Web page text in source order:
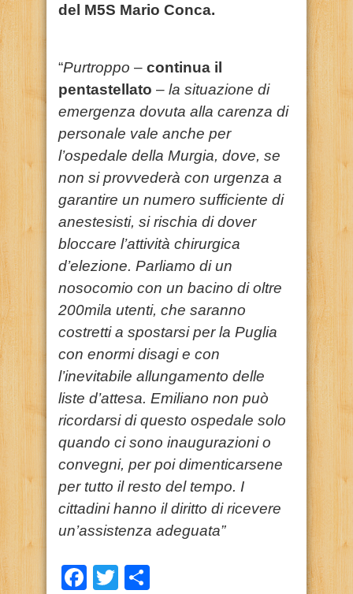
del M5S Mario Conca.
“Purtroppo – continua il
pentastellato – la situazione di
emergenza dovuta alla carenza di
personale vale anche per
l’ospedale della Murgia, dove, se
non si provvederà con urgenza a
garantire un numero sufficiente di
anestesisti, si rischia di dover
bloccare l’attività chirurgica
d’elezione. Parliamo di un
nosocomio con un bacino di oltre
200mila utenti, che saranno
costretti a spostarsi per la Puglia
con enormi disagi e con
l’inevitabile allungamento delle
liste d’attesa. Emiliano non può
ricordarsi di questo ospedale solo
quando ci sono inaugurazioni o
convegni, per poi dimenticarsene
per tutto il resto del tempo. I
cittadini hanno il diritto di ricevere
un’assistenza adeguata”
Facebook
Twitter